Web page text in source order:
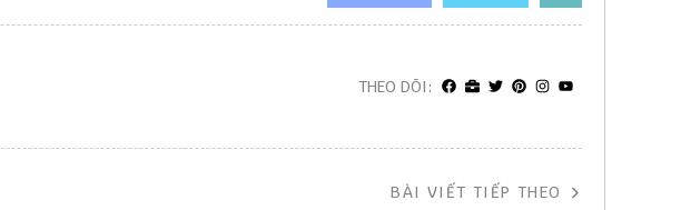
THEO DÕI:
BÀI VIẾT TIẾP THEO